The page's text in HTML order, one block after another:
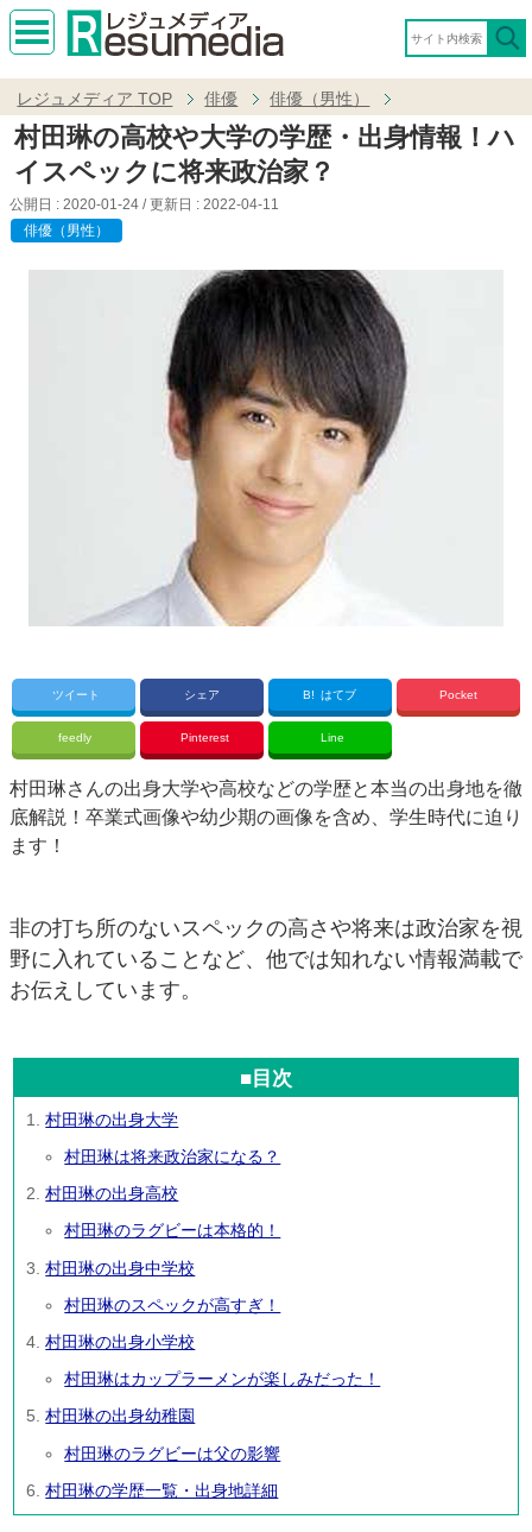
MEN
レジュメディア TOP 俳優 俳優（男性）
村田琳の高校や大学の学歴・出身情報！ハ
イスペックに将来政治家？
公開日 : 2020-01-24 / 更新日 : 2022-04-11
俳優（男性）
ツイート シェア B! はてブ Pocket
feedly Pinterest Line
村田琳さんの出身大学や高校などの学歴と本当の出身地を徹
底解説！卒業式画像や幼少期の画像を含め、学生時代に迫り
ます！
非の打ち所のないスペックの高さや将来は政治家を視
野に入れていることなど、他では知れない情報満載で
お伝えしています。
■目次
村田琳の出身大学
村田琳は将来政治家になる？
村田琳の出身高校
村田琳のラグビーは本格的！
村田琳の出身中学校
村田琳のスペックが高すぎ！
村田琳の出身小学校
村田琳はカップラーメンが楽しみだった！
村田琳の出身幼稚園
村田琳のラグビーは父の影響
村田琳の学歴一覧・出身地詳細